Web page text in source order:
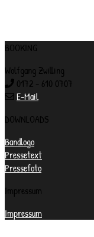
BOOKING
Wolfgang Zwilling
0172 - 610 0707
E-Mail
DOWNLOADS
Bandlogo
Pressetext
Pressefoto
Impressum
Impressum